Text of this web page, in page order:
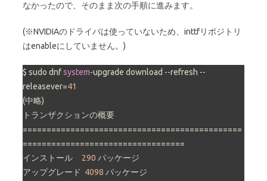
なかったので、そのまま次の手順に進みます。
(※NVIDIAのドライバは使っていないため、inttfリポジトリ
はenableにしていません。)
$ sudo dnf system-upgrade download --refresh --
releasever=41
(中略)
トランザクションの概要
==============================================
==================================
インストール 290 パッケージ
アップグレード 4098 パッケージ